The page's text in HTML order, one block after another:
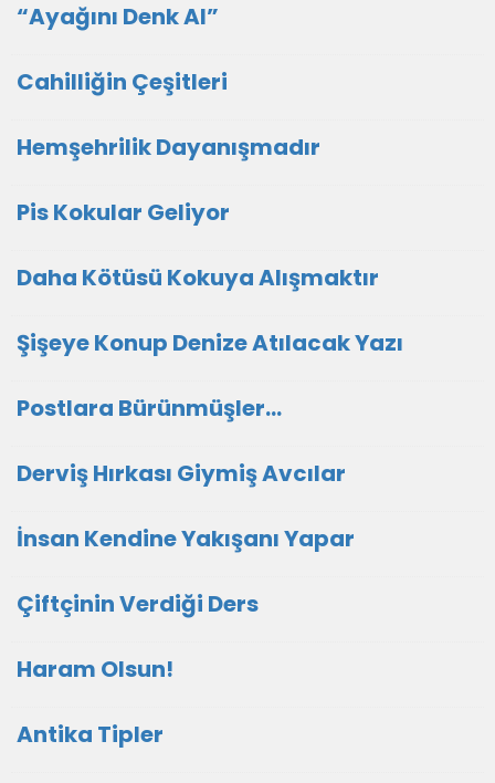
“Ayağını Denk Al”
Cahilliğin Çeşitleri
Hemşehrilik Dayanışmadır
Pis Kokular Geliyor
Daha Kötüsü Kokuya Alışmaktır
Şişeye Konup Denize Atılacak Yazı
Postlara Bürünmüşler…
Derviş Hırkası Giymiş Avcılar
İnsan Kendine Yakışanı Yapar
Çiftçinin Verdiği Ders
Haram Olsun!
Antika Tipler